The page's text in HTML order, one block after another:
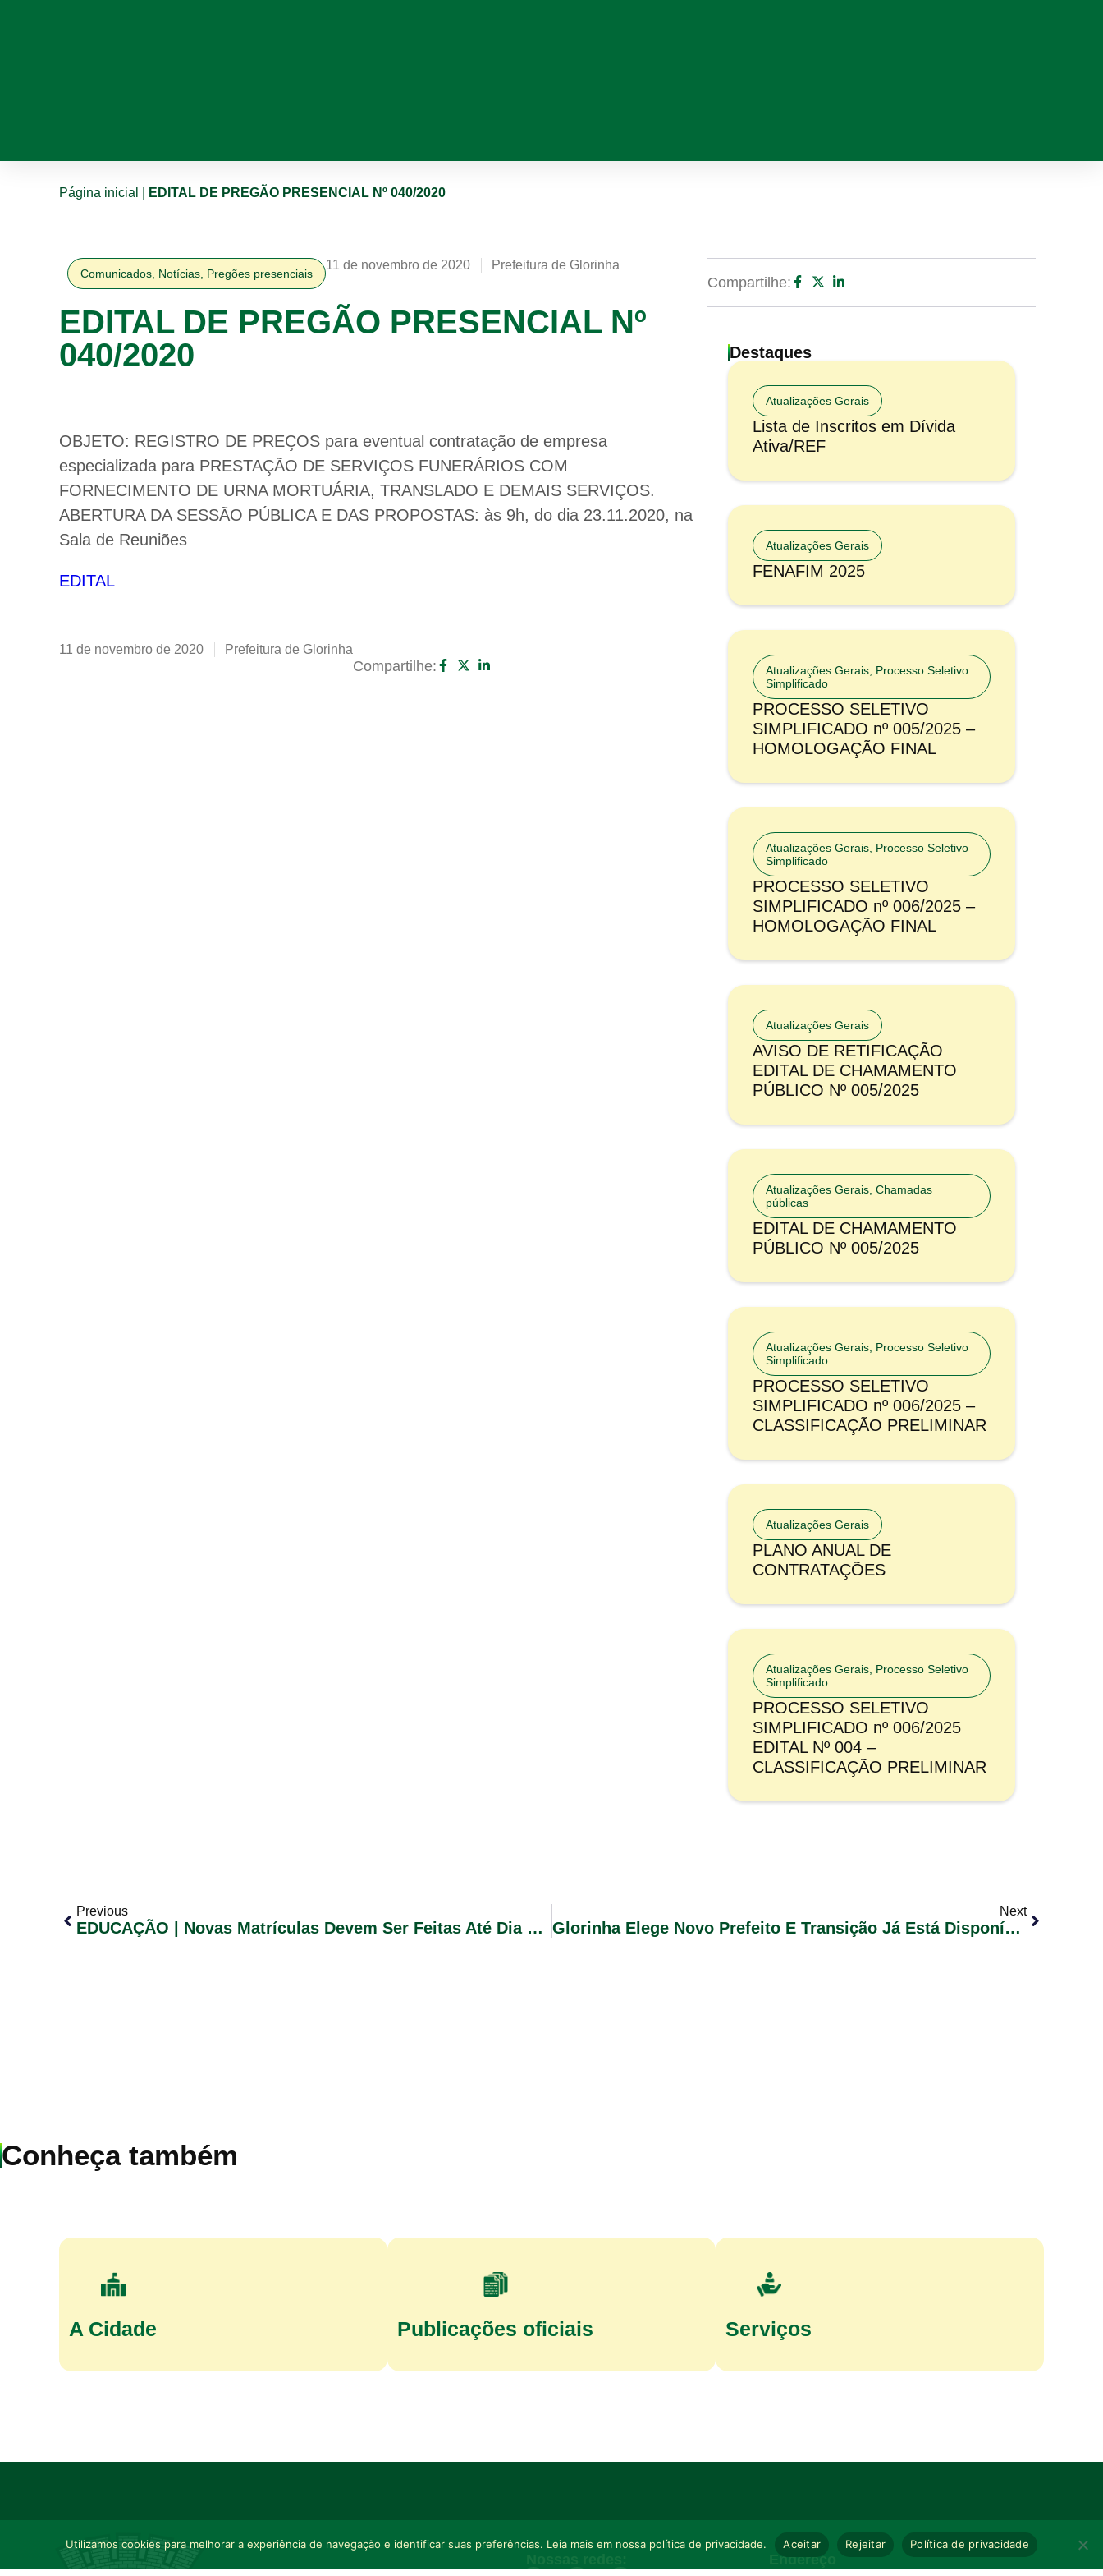
Página inicial EDITAL DE PREGÃO PRESENCIAL Nº 040/2020
Comunicados Notícias Pregões presenciais
11 de novembro de 2020 Prefeitura de Glorinha
EDITAL DE PREGÃO PRESENCIAL Nº
040/2020
OBJETO: REGISTRO DE PREÇOS para eventual contratação de empresa
especializada para PRESTAÇÃO DE SERVIÇOS FUNERÁRIOS COM
FORNECIMENTO DE URNA MORTUÁRIA, TRANSLADO E DEMAIS SERVIÇOS.
ABERTURA DA SESSÃO PÚBLICA E DAS PROPOSTAS: às 9h, do dia 23.11.2020, na
Sala de Reuniões
EDITAL
11 de novembro de 2020 Prefeitura de Glorinha
Compartilhe:
Compartilhe:
Destaques
Atualizações Gerais
Lista de Inscritos em Dívida
Ativa/REF
Atualizações Gerais
FENAFIM 2025
Atualizações Gerais Processo Seletivo
Simplificado
PROCESSO SELETIVO
SIMPLIFICADO nº 005/2025 –
HOMOLOGAÇÃO FINAL
Atualizações Gerais Processo Seletivo
Simplificado
PROCESSO SELETIVO
SIMPLIFICADO nº 006/2025 –
HOMOLOGAÇÃO FINAL
Atualizações Gerais
AVISO DE RETIFICAÇÃO
EDITAL DE CHAMAMENTO
PÚBLICO Nº 005/2025
Atualizações Gerais Chamadas
públicas
EDITAL DE CHAMAMENTO
PÚBLICO Nº 005/2025
Atualizações Gerais Processo Seletivo
Simplificado
PROCESSO SELETIVO
SIMPLIFICADO nº 006/2025 –
CLASSIFICAÇÃO PRELIMINAR
Atualizações Gerais
PLANO ANUAL DE
CONTRATAÇÕES
Atualizações Gerais Processo Seletivo
Simplificado
PROCESSO SELETIVO
SIMPLIFICADO nº 006/2025
EDITAL Nº 004 –
CLASSIFICAÇÃO PRELIMINAR
Previous
EDUCAÇÃO | Novas Matrículas Devem Ser Feitas Até Dia 27, Rematrículas Nas EMEIs Até Dia 25 E EMEFs Até Dia 26.
Next
Glorinha Elege Novo Prefeito E Transição Já Está Disponível Para O Novo Governo
Conheça também
A Cidade Publicações oficiais Serviços
Endereço
Utilizamos cookies para melhorar a experiência de navegação e identificar suas preferências. Leia mais em nossa política de privacidade. Aceitar Rejeitar Política de privacidade